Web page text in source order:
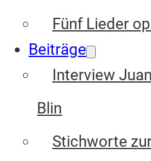
Fünf Lieder
Beiträge
Interview
Blin
Stichworte